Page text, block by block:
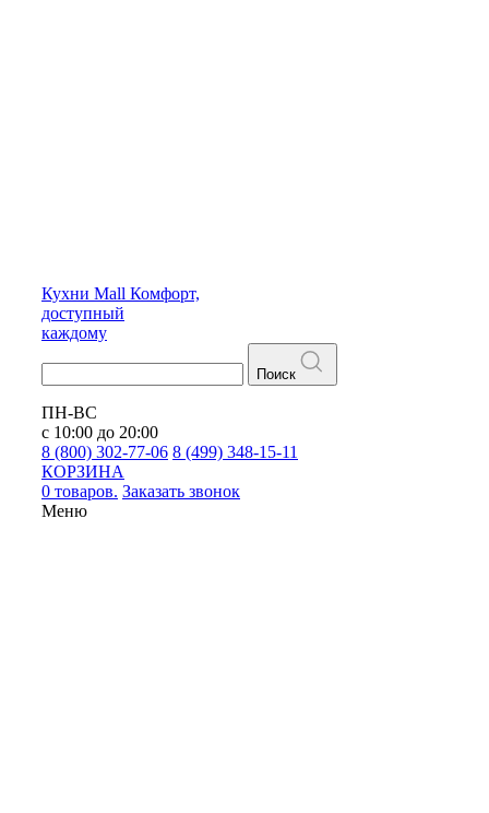
Кухни Mall Комфорт,
доступный
каждому
Поиск
ПН-ВС
с 10:00 до 20:00
8 (800) 302-77-06 8 (499) 348-15-11
КОРЗИНА
0 товаров. Заказать звонок
Меню